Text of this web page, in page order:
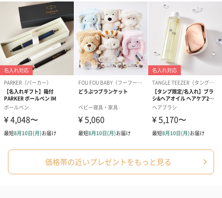
価格帯の近いプレゼントをもっと見る